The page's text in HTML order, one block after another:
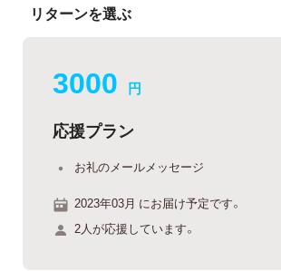
リターンを選ぶ
3000 円
応援プラン
お礼のメールメッセージ
2023年03月 にお届け予定です。
2人が応援しています。